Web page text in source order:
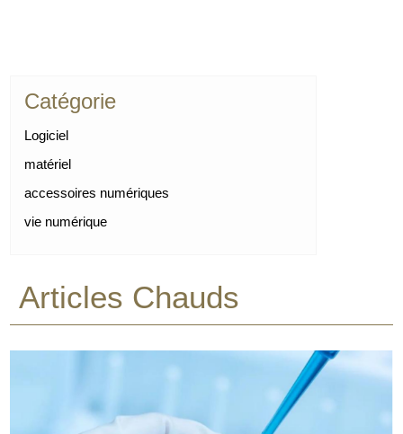
Catégorie
Logiciel
matériel
accessoires numériques
vie numérique
Articles Chauds